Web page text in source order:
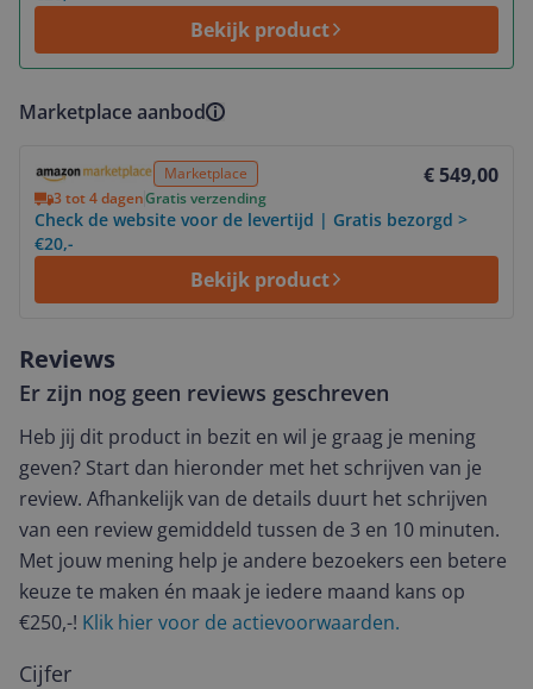
Bekijk product
Marketplace aanbod
Marketplace € 549,00
3 tot 4 dagenGratis verzending
Check de website voor de levertijd | Gratis bezorgd >
€20,-
Bekijk product
Reviews
Er zijn nog geen reviews geschreven
Heb jij dit product in bezit en wil je graag je mening
geven? Start dan hieronder met het schrijven van je
review. Afhankelijk van de details duurt het schrijven
van een review gemiddeld tussen de 3 en 10 minuten.
Met jouw mening help je andere bezoekers een betere
keuze te maken én maak je iedere maand kans op
€250,-! Klik hier voor de actievoorwaarden.
Cijfer